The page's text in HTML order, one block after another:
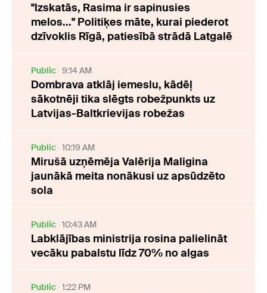
"Izskatās, Rasima ir sapinusies
melos..." Politiķes māte, kurai piederot
dzīvoklis Rīgā, patiesībā strādā Latgalē
Public 9:14 AM
Dombrava atklāj iemeslu, kādēļ
sākotnēji tika slēgts robežpunkts uz
Latvijas-Baltkrievijas robežas
Public 10:19 AM
Mirušā uzņēmēja Valērija Maligina
jaunākā meita nonākusi uz apsūdzēto
sola
Public 10:43 AM
Labklājības ministrija rosina palielināt
vecāku pabalstu līdz 70% no algas
Public 1:22 PM